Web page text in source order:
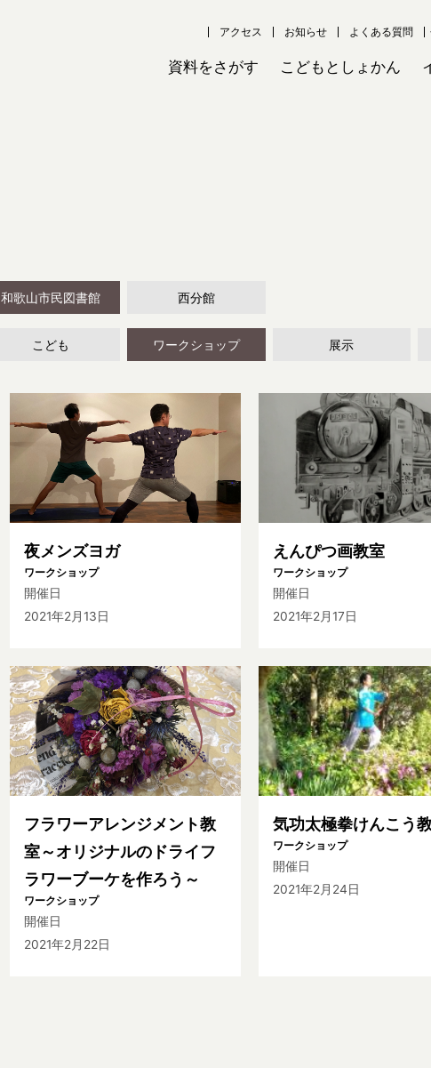
アクセス お知らせ よくある質問
資料をさがす こどもとしょかん
和歌山市民図書館 西分館
こども ワークショップ 展示
夜メンズヨガ
ワークショップ
開催日
2021年2月13日
えんぴつ画教室
ワークショップ
開催日
2021年2月17日
フラワーアレンジメント教
室～オリジナルのドライフ
ラワーブーケを作ろう～
ワークショップ
開催日
2021年2月22日
気功太極拳けんこう
ワークショップ
開催日
2021年2月24日